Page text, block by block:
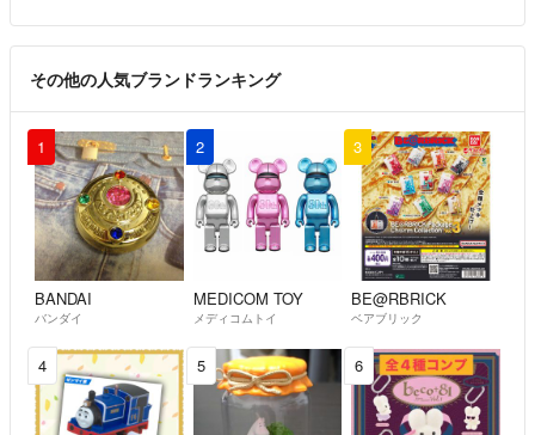
その他の人気ブランドランキング
1
BANDAI
バンダイ
2
MEDICOM TOY
メディコムトイ
3
BE@RBRICK
ベアブリック
4 5 6